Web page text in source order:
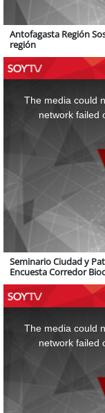
Antofagasta Región
región
The media could
network failed
Seminario Ciudad y
Encuesta Corredor
The media could
network failed